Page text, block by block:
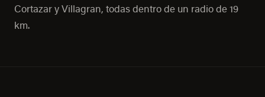
Cortazar y Villagran, todas dentro de un radio de 19
km.